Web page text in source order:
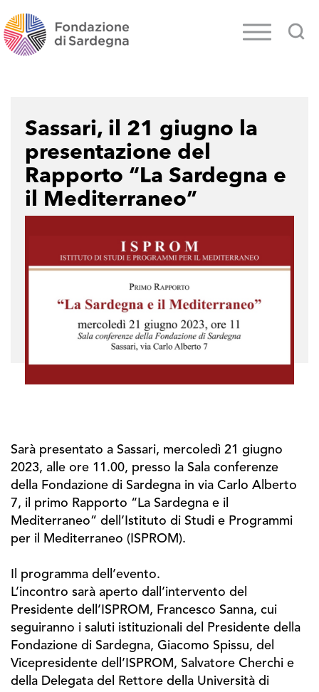
Sassari, il 21 giugno la
presentazione del
Rapporto “La Sardegna e
il Mediterraneo”
Sarà presentato a Sassari, mercoledì 21 giugno
2023, alle ore 11.00, presso la Sala conferenze
della Fondazione di Sardegna in via Carlo Alberto
7, il primo Rapporto “La Sardegna e il
Mediterraneo” dell’Istituto di Studi e Programmi
per il Mediterraneo (ISPROM).
Il programma dell’evento.
L’incontro sarà aperto dall’intervento del
Presidente dell’ISPROM, Francesco Sanna, cui
seguiranno i saluti istituzionali del Presidente della
Fondazione di Sardegna, Giacomo Spissu, del
Vicepresidente dell’ISPROM, Salvatore Cherchi e
della Delegata del Rettore della Università di